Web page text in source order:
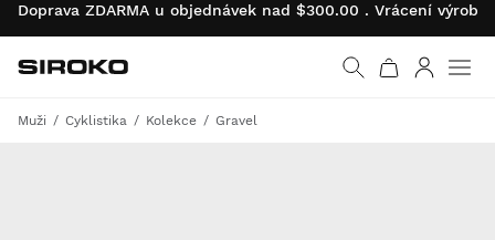
Doprava ZDARMA u objednávek nad $300.00 . Vrácení
Vrátit se na úvodní
Siroko.com
Muži Cyklistika Kolekce Gravel